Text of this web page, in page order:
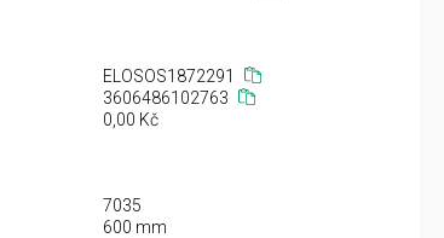
ELOSOS1872291
3606486102763
0,00 Kč
7035
600 mm